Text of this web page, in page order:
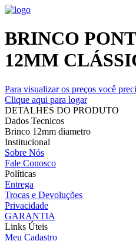
BRINCO
12MM
Para visualizar os preços você
Clique aqui para logar
DETALHES DO PRODUTO
Dados Tecnicos
Brinco 12mm diametro
Institucional
Sobre Nós
Fale Conosco
Políticas
Entrega
Trocas e Devoluções
Privacidade
GARANTIA
Links Úteis
Meu Cadastro